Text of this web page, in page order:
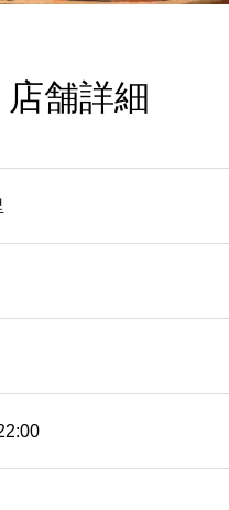
店舗詳細